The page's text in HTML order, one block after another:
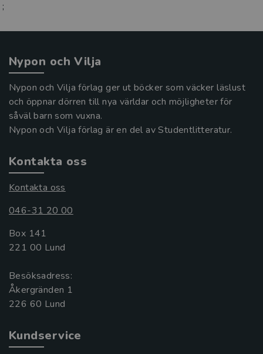
;
Nypon och Vilja
Nypon och Vilja förlag ger ut böcker som väcker läslust
och öppnar dörren till nya världar och möjligheter för
såväl barn som vuxna.
Nypon och Vilja förlag är en del av Studentlitteratur.
Kontakta oss
Kontakta oss
046-31 20 00
Box 141
221 00 Lund
Besöksadress:
Åkergränden 1
Kundservice